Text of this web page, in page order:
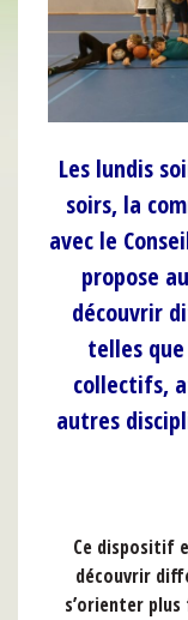
Les lundis
soirs, la
avec le
propose
découvrir
telles
collectifs,
autres
Ce dispositif
découvrir
s’orienter